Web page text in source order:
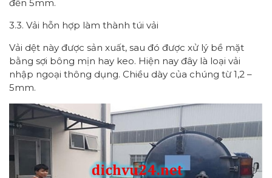
đến 5mm.
3.3. Vải hỗn hợp làm thành túi vải
Vải dệt này được sản xuất, sau đó được xử lý bề mặt
bằng sợi bông mịn hay keo. Hiện nay đây là loại vải
nhập ngoại thông dụng. Chiều dày của chúng từ 1,2 –
5mm.